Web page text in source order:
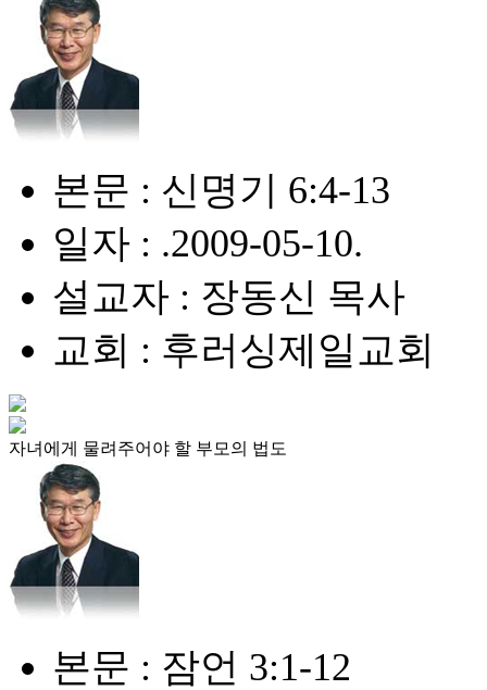
본문 : 신명기 6:4-13
일자 : .2009-05-10.
설교자 : 장동신 목사
교회 : 후러싱제일교회
자녀에게 물려주어야 할 부모의 법도
본문 : 잠언 3:1-12